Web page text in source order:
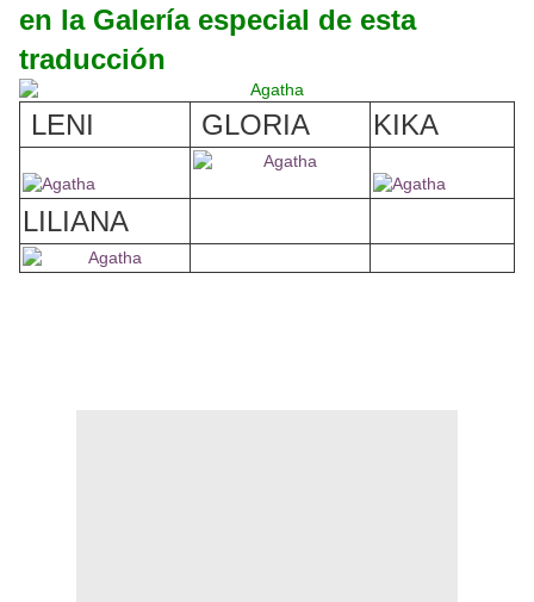
en la Galería especial de esta
traducción
LENI GLORIA KIKA
LILIANA